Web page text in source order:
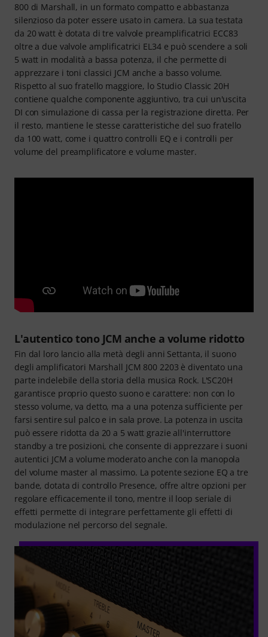
800 di Marshall, in un formato compatto e abbastanza
silenzioso da poter essere usato in camera. La sua testata
da 20 watt è dotata di tre valvole preamplificatrici ECC83
oltre a due valvole amplificatrici EL34 e può scendere a soli
5 watt in modalità a bassa potenza, il che permette di
apprezzare i toni classici JCM anche a basso volume.
Rispetto al suo fratello maggiore, lo Studio Classic 20H
contiene qualche componente aggiuntivo, tra cui un'uscita
DI con simulazione di cassa per la registrazione diretta. Per
il resto, mantiene le stesse caratteristiche del suo fratello
da 100 watt, come i quattro controlli EQ e i controlli per
volume del preamplificatore e volume master.
L'autentico tono JCM anche a volume ridotto
Fin dal loro lancio alla metà degli anni Settanta, il suono
degli amplificatori Marshall JCM 800 2203 è diventato una
parte indelebile della storia della musica Rock. L'SC20H
garantisce proprio questo suono e carattere: non con lo
stesso volume, va detto, ma a una potenza sufficiente per
farsi sentire sul palco e in sala prove. La potenza in uscita
può essere ridotta da 20 a 5 watt grazie all'interruttore
standby a tre posizioni, che consente di apprezzare i suoni
autentici JCM a volume moderato anche con la manopola
del volume master al massimo. La potente sezione EQ a tre
bande, dotata di controllo Presence, offre altre opzioni per
regolare efficacemente il tono, mentre il loop seriale di
effetti permette di integrare perfettamente gli effetti di
modulazione nel percorso del segnale.